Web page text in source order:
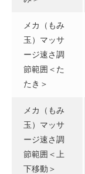
メカ（もみ
玉）マッサ
ージ速さ調
節範囲＜た
たき＞
メカ（もみ
玉）マッサ
ージ速さ調
節範囲＜上
下移動＞